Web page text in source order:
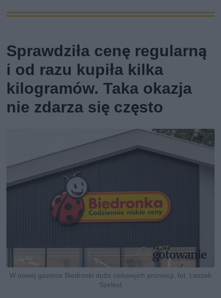
Sprawdziła cenę regularną
i od razu kupiła kilka
kilogramów. Taka okazja
nie zdarza się często
W nowej gazetce Biedronki dużo ciekawych promocji, fot. Leszek
Szelest